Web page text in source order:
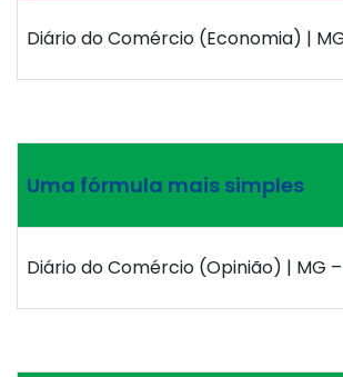
Diário do Comércio (Economia) |
Uma fórmula mais simples
Diário do Comércio (Opinião) | MG